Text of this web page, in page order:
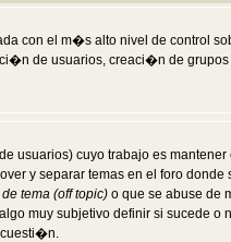
con el m�s alto nivel de control
de usuarios, creaci�n de
usuarios) cuyo trabajo es
y separar temas en el foro
tema (off topic) o que se abuse de
muy subjetivo definir si sucede
cuesti�n.